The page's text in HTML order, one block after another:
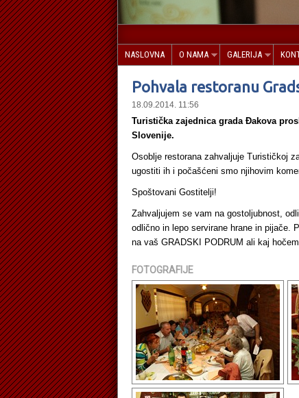
NASLOVNA
O NAMA GALERIJA
Pohvala restoranu
18.09.2014. 11:56
Turistička zajednica grada Đakova
Slovenije.
Osoblje restorana zahvaljuje Turističkoj
ugostiti ih i počašćeni smo njihovim
Spoštovani Gostitelji!
Zahvaljujem se vam na gostoljubnost,
odlično in lepo servirane hrane in pijače.
na vaš GRADSKI PODRUM ali kaj
FOTOGRAFIJE